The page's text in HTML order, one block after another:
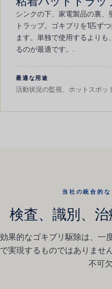
シンクの下、家電製品の裏、
トラップ。ゴキブリを1匹ず
ます。単独で使用するより
るのが最適です。.
最適な用途
活動状況の監視、ホットスポッ
当社の統合的
検査、識別、治
効果的なゴキブリ駆除は、一
で実現するものではありませ
不可